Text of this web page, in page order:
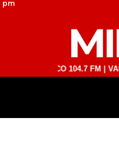
pm
104.7 FM | VALLE